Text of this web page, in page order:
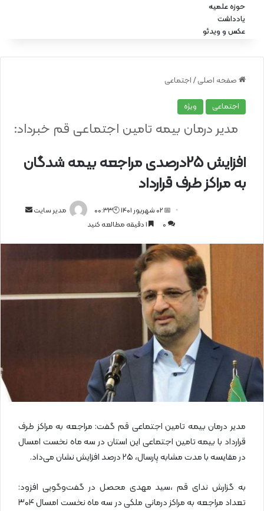
حوزه علمیه
یادداشت
عکس و ویدئو
صفحه اصلی / اجتماعی
اجتماعی ویژه
افزایش 25درصدی مراجعه بیمه شدگان
به مراکز طرف قرارداد
مدیر درمان بیمه تامین اجتماعی قم خبرداد:
مدیر سایت
ی
📅 02 شهریور 1401 🕙00:33
0
مدیر درمان بیمه تامین اجتماعی قم گفت: مراجعه به مراکز طرف
قرارداد با بیمه تامین اجتماعی این استان در سه ماه نخست امسال
در مقایسه با مدت مشابه پارسال، ۲۵ درصد افزایش نشان می‌دiد.
به گزارش ندای قم ،سید مهدی محصل در گفت‌وگویی‌ افزود:
تعداد مراجعه به مراکز درمانی ملکی در سه ماه نخست امسال ۳۰۴